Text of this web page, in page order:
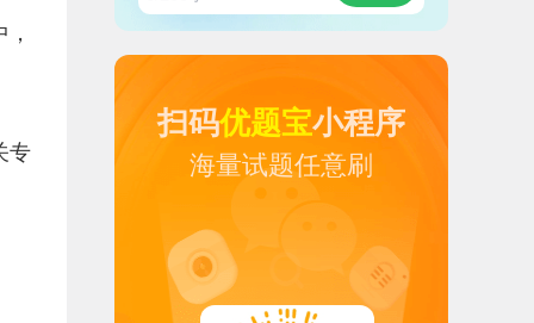
专
扫码优题宝小程序
海量试题任意刷